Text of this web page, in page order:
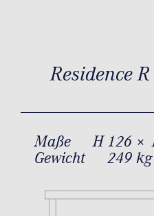
Residence
Maße
H 126 ×
Gewicht
249 kg